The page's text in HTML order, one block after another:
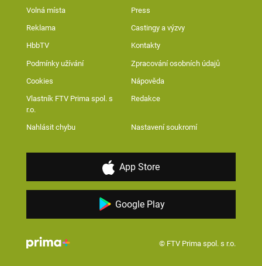
Volná místa Press
Reklama Castingy a výzvy
HbbTV Kontakty
Podmínky užívání Zpracování osobních údajů
Cookies Nápověda
Vlastník FTV Prima spol. s
r.o.
Redakce
Nahlásit chybu Nastavení soukromí
App Store
Google Play
© FTV Prima spol. s r.o.